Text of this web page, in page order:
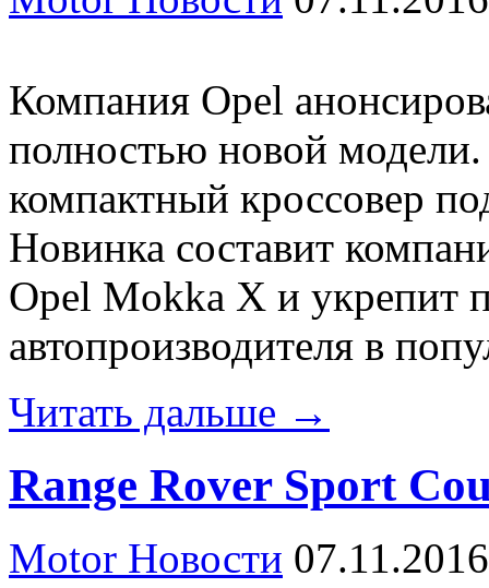
Компания Opel
полностью новой
компактный кроссовер
Новинка составит
Opel Mokka X и укрепит
автопроизводителя в
Читать дальше →
Range Rover Sport
Motor Новости 07.11.2016